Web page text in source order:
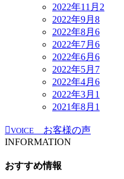
2022年11月 2
2022年9月 8
2022年8月 6
2022年7月 6
2022年6月 6
2022年5月 7
2022年4月 6
2022年3月 1
2021年8月 1
VOICE
お客様の声
INFORMATION
おすすめ情報